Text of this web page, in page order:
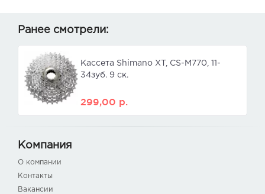
Ранее смотрели:
Кассета Shimano XT, CS-M770, 11-
34зуб. 9 ск.
299,00 р.
Компания
О компании
Контакты
Вакансии